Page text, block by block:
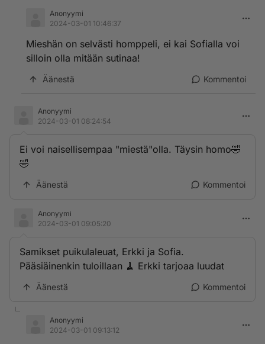
Anonyymi
2024-03-01 10:46:37
Mieshän on selvästi homppeli, ei kai Sofialla voi
silloin olla mitään sutinaa!
Äänestä Kommentoi
Anonyymi
2024-03-01 08:24:54
Ei voi naisellisempaa "miestä"olla. Täysin homo🤣
🤣
Äänestä Kommentoi
Anonyymi
2024-03-01 09:05:20
Samikset puikulaleuat, Erkki ja Sofia.
Pääsiäinenkin tuloillaan 🧹 Erkki tarjoaa luudat
Äänestä Kommentoi
Anonyymi
2024-03-01 09:13:12